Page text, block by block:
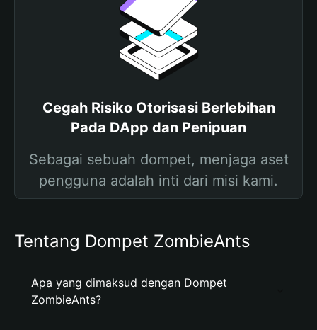
Cegah Risiko Otorisasi Berlebihan
Pada DApp dan Penipuan
Sebagai sebuah dompet, menjaga aset
pengguna adalah inti dari misi kami.
Tentang Dompet ZombieAnts
Apa yang dimaksud dengan Dompet
ZombieAnts?